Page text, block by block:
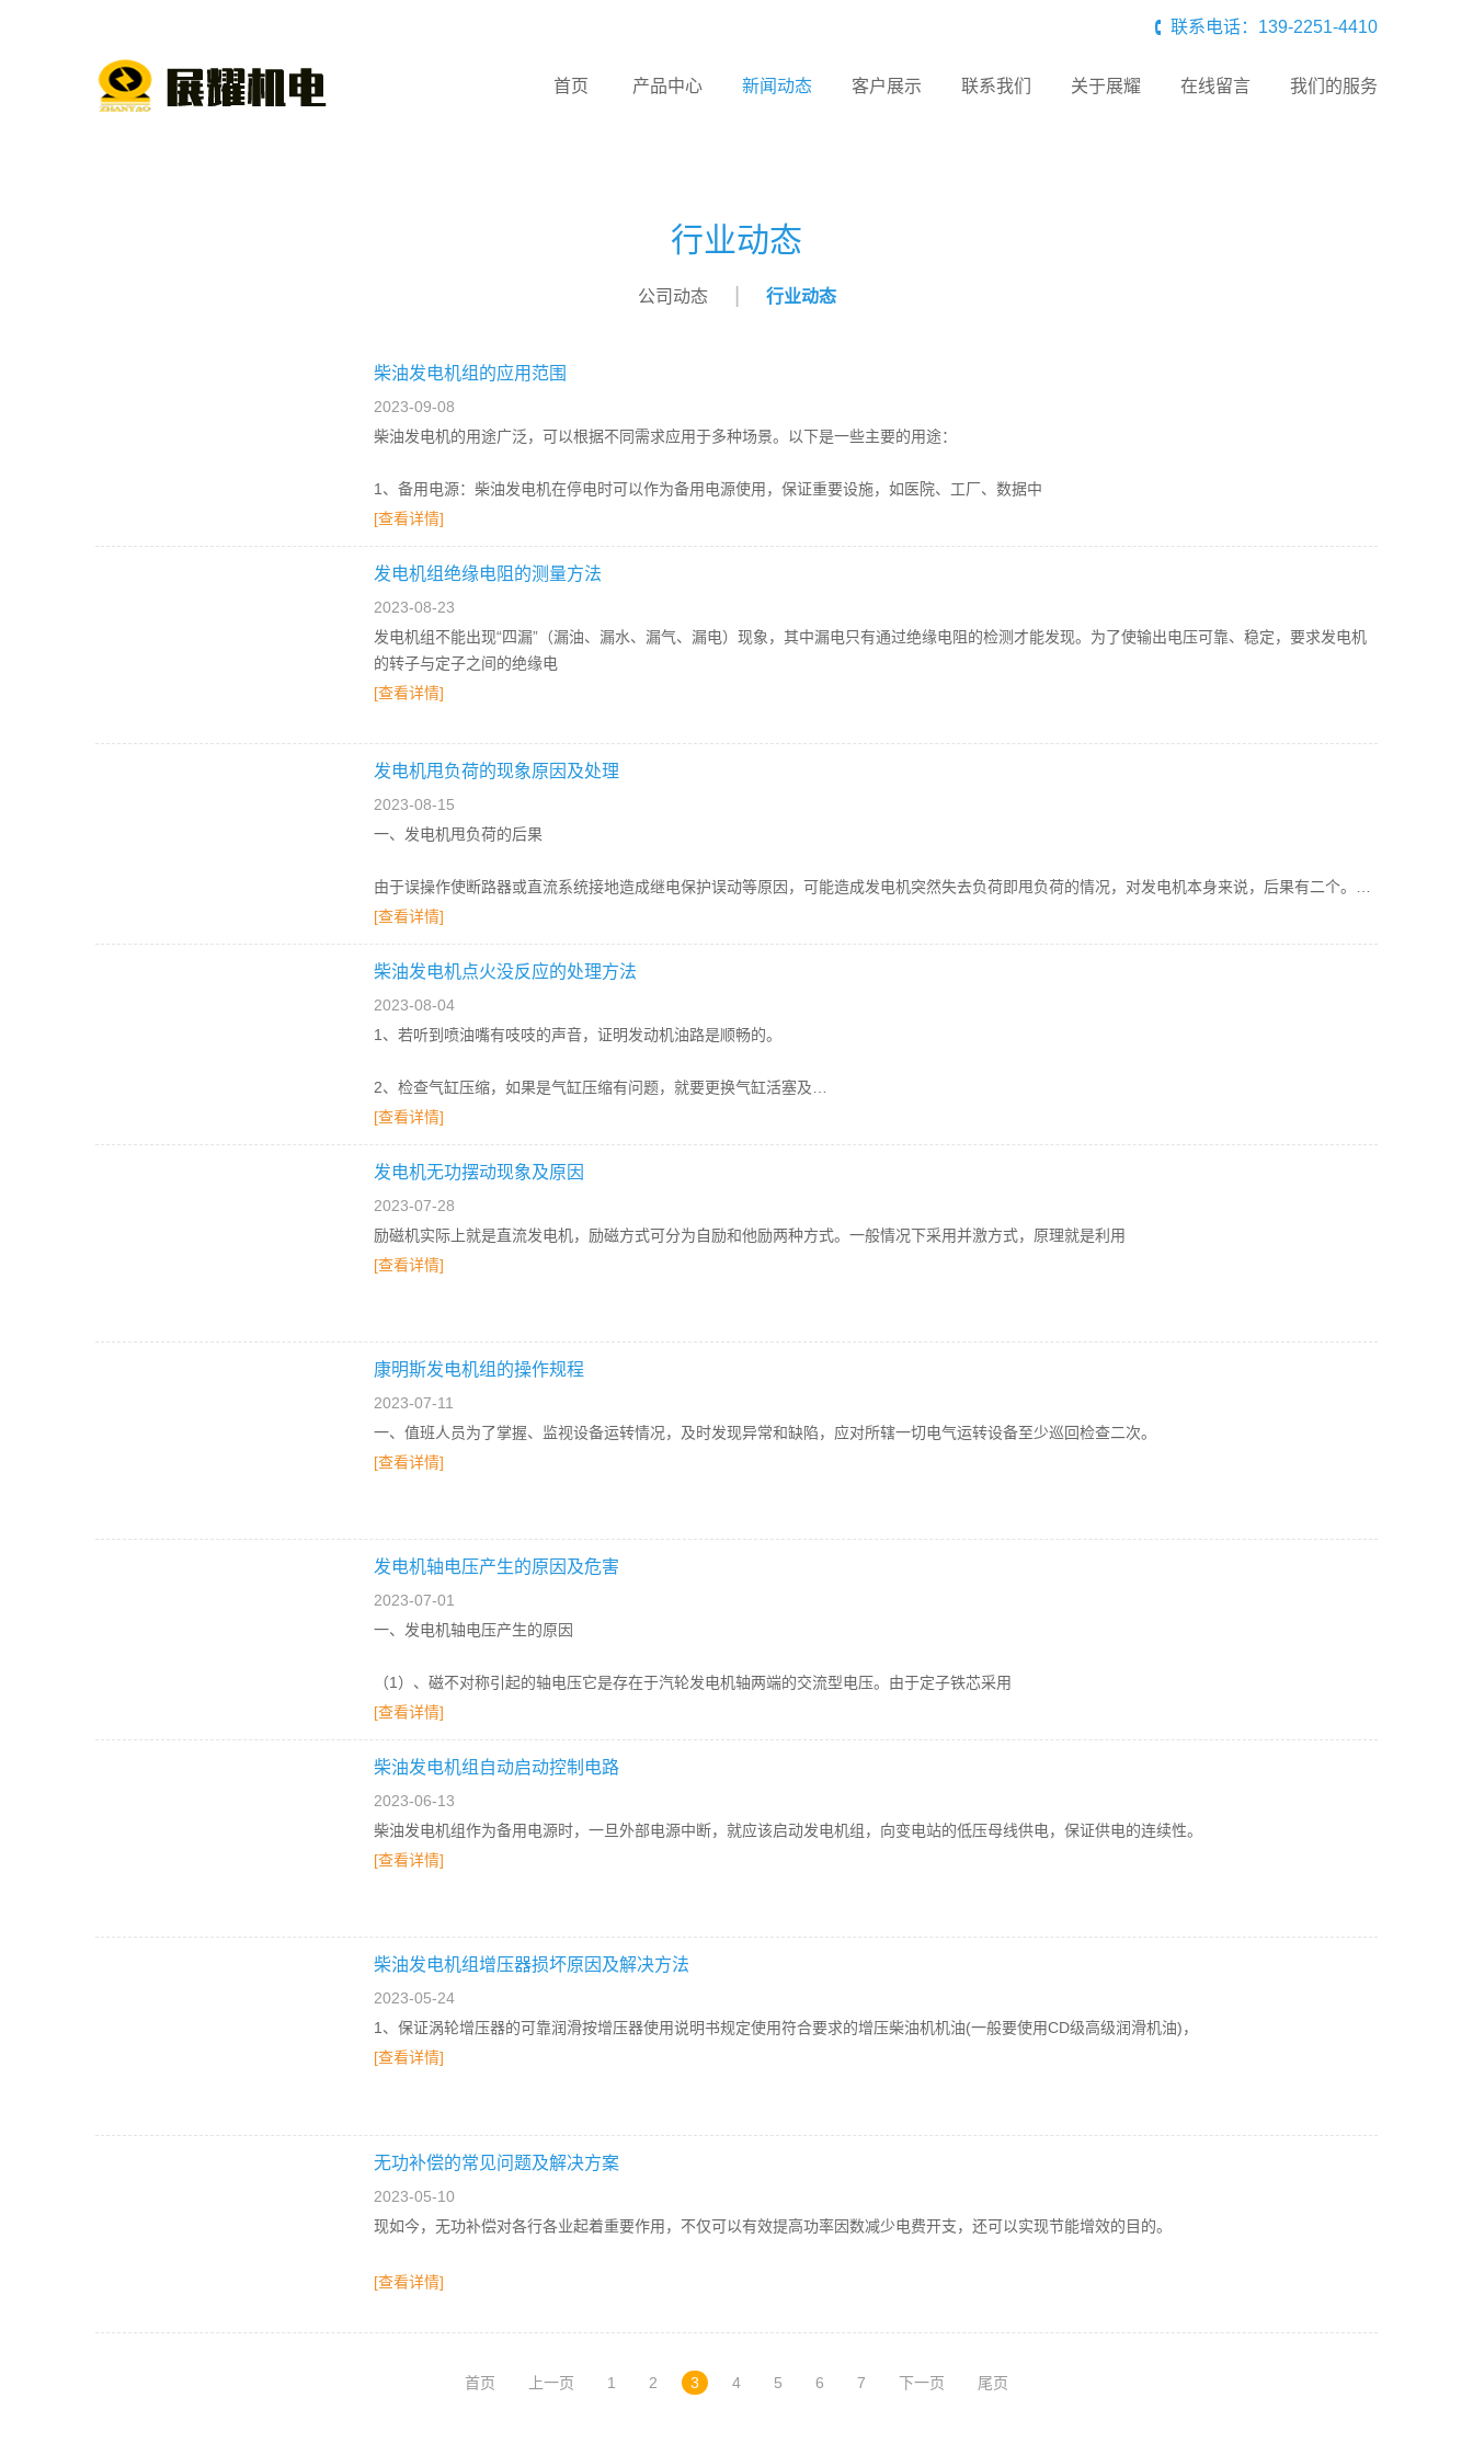
联系电话：139-2251-4410
首页 产品中心 新闻动态 客户展示 联系我们 关于展耀 在线留言 我们的服务
行业动态
公司动态 行业动态
柴油发电机组的应用范围
2023-09-08
柴油发电机的用途广泛，可以根据不同需求应用于多种场景。以下是一些主要的用途：
1、备用电源：柴油发电机在停电时可以作为备用电源使用，保证重要设施，如医院、工厂、数据中
[查看详情]
发电机组绝缘电阻的测量方法
2023-08-23
发电机组不能出现“四漏”（漏油、漏水、漏气、漏电）现象，其中漏电只有通过绝缘电阻的检测才能发现。为了使输出电压可靠、稳定，要求发电机
的转子与定子之间的绝缘电
[查看详情]
发电机甩负荷的现象原因及处理
2023-08-15
一、发电机甩负荷的后果
由于误操作使断路器或直流系统接地造成继电保护误动等原因，可能造成发电机突然失去负荷即甩负荷的情况，对发电机本身来说，后果有二个。
[查看详情]
柴油发电机点火没反应的处理方法
2023-08-04
1、若听到喷油嘴有吱吱的声音，证明发动机油路是顺畅的。
2、检查气缸压缩，如果是气缸压缩有问题，就要更换气缸活塞及
[查看详情]
发电机无功摆动现象及原因
2023-07-28
励磁机实际上就是直流发电机，励磁方式可分为自励和他励两种方式。一般情况下采用并激方式，原理就是利用
[查看详情]
康明斯发电机组的操作规程
2023-07-11
一、值班人员为了掌握、监视设备运转情况，及时发现异常和缺陷，应对所辖一切电气运转设备至少巡回检查二次。
[查看详情]
发电机轴电压产生的原因及危害
2023-07-01
一、发电机轴电压产生的原因
（1）、磁不对称引起的轴电压它是存在于汽轮发电机轴两端的交流型电压。由于定子铁芯采用
[查看详情]
柴油发电机组自动启动控制电路
2023-06-13
柴油发电机组作为备用电源时，一旦外部电源中断，就应该启动发电机组，向变电站的低压母线供电，保证供电的连续性。
[查看详情]
柴油发电机组增压器损坏原因及解决方法
2023-05-24
1、保证涡轮增压器的可靠润滑按增压器使用说明书规定使用符合要求的增压柴油机机油(一般要使用CD级高级润滑机油)，
[查看详情]
无功补偿的常见问题及解决方案
2023-05-10
现如今，无功补偿对各行各业起着重要作用，不仅可以有效提高功率因数减少电费开支，还可以实现节能增效的目的。
[查看详情]
首页 上一页 1 2 3 4 5 6 7 下一页 尾页